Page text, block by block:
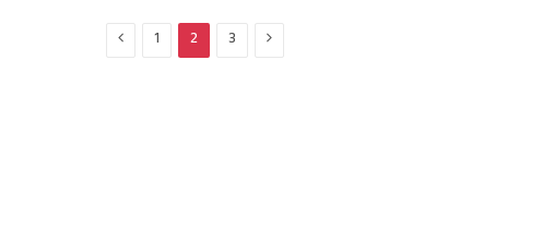
Previous
1 2 3 Next